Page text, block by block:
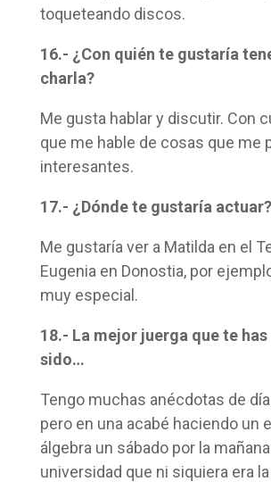
toqueteando discos.
16.- ¿Con quién te gustaría
charla?
Me gusta hablar y discutir. Con
que me hable de cosas que me
interesantes.
17.- ¿Dónde te gustaría actuar?
Me gustaría ver a Matilda en el
Eugenia en Donostia, por
muy especial.
18.- La mejor juerga que te
sido…
Tengo muchas anécdotas de
pero en una acabé haciendo un
álgebra un sábado por la
universidad que ni siquiera era